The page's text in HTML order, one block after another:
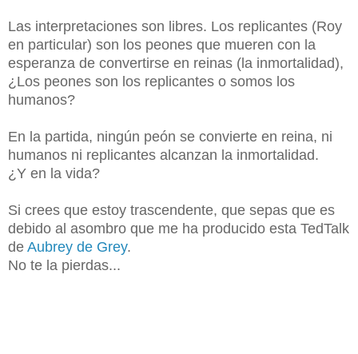
Las interpretaciones son libres. Los replicantes (Roy
en particular) son los peones que mueren con la
esperanza de convertirse en reinas (la inmortalidad),
¿Los peones son los replicantes o somos los
humanos?
En la partida, ningún peón se convierte en reina, ni
humanos ni replicantes alcanzan la inmortalidad.
¿Y en la vida?
Si crees que estoy trascendente, que sepas que es
debido al asombro que me ha producido esta TedTalk
de Aubrey de Grey.
No te la pierdas...